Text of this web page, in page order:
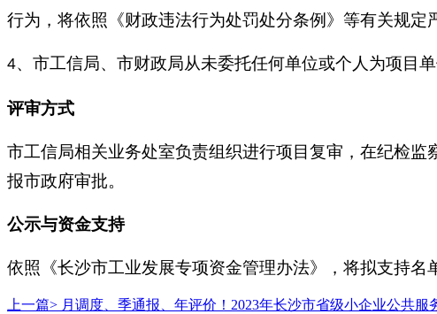
行为，将依照《财政违法行为处罚处分条例》等有关规定
4、市工信局、市财政局从未委托任何单位或个人为项目
评审方式
市工信局相关业务处室负责组织进行项目复审，在纪检
报市政府审批。
公示与资金支持
依照《长沙市工业发展专项资金管理办法》，将拟支持名
上一篇> 月调度、季通报、年评价！2023年长沙市省级小企业公共